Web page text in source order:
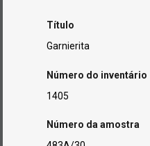
Título
Garnierita
Número do inventário
1405
Número da amostra